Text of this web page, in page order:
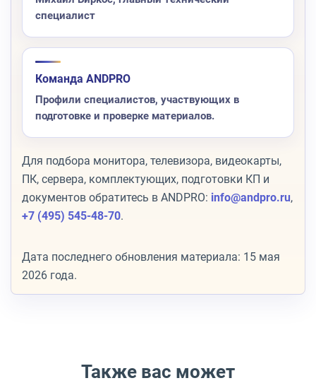
специалист
Команда ANDPRO
Профили специалистов, участвующих в
подготовке и проверке материалов.
Для подбора монитора, телевизора, видеокарты,
ПК, сервера, комплектующих, подготовки КП и
документов обратитесь в ANDPRO: info@andpro.ru,
+7 (495) 545-48-70.
Дата последнего обновления материала: 15 мая
2026 года.
Также вас может